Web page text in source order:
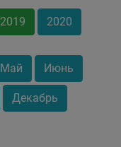
2019 2020
Май Июнь
Декабрь